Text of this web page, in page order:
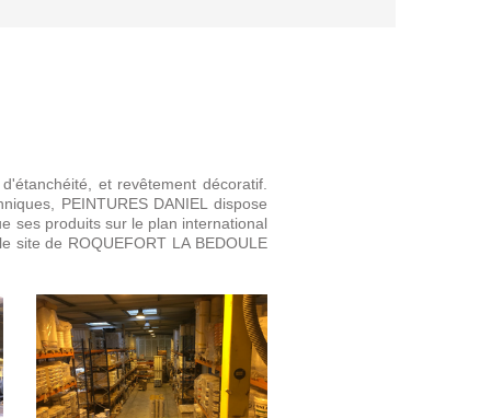
et revêtement décoratif.
PEINTURES DANIEL dispose
ses produits sur le plan international
site de ROQUEFORT LA BEDOULE